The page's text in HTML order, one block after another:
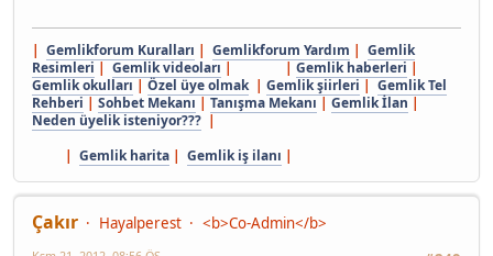
| Gemlikforum Kuralları | Gemlikforum Yardım | Gemlik
Resimleri | Gemlik videoları | | Gemlik haberleri |
Gemlik okulları | Özel üye olmak| Gemlik şiirleri | Gemlik Tel
Rehberi | Sohbet Mekanı | Tanışma Mekanı | Gemlik İlan |
Neden üyelik isteniyor??? |
| Gemlik harita | Gemlik iş ilanı |
Çakır Hayalperest
<b>Co-Admin</b>